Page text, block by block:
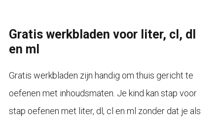
Gratis werkbladen voor liter, cl, dl
en ml
Gratis werkbladen zijn handig om thuis gericht te
oefenen met inhoudsmaten. Je kind kan stap voor
stap oefenen met liter, dl, cl en ml zonder dat je als